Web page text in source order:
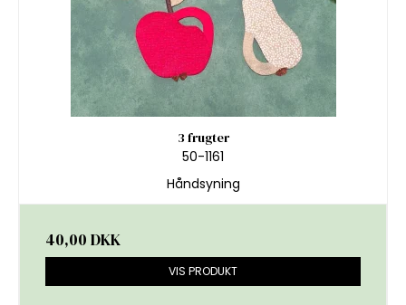
3 frugter
50-1161
Håndsyning
40,00 DKK
VIS PRODUKT